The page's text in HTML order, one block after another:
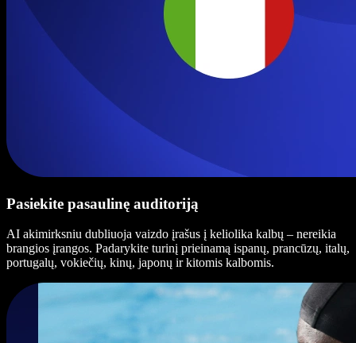
Pasiekite pasaulinę auditoriją
AI akimirksniu dubliuoja vaizdo įrašus į keliolika kalbų – nereikia
brangios įrangos. Padarykite turinį prieinamą ispanų, prancūzų, italų,
portugalų, vokiečių, kinų, japonų ir kitomis kalbomis.